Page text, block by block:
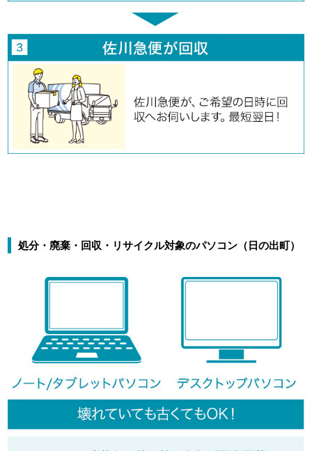
処分・廃棄・回収・リサイクル対象のパソコン（日の出町）